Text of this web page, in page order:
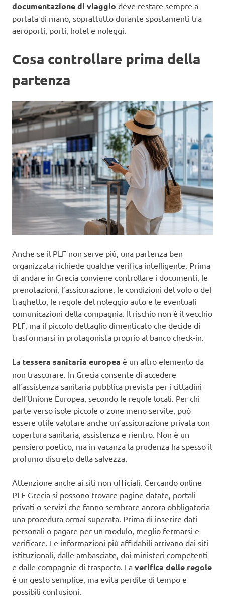
documentazione di viaggio deve restare sempre a
portata di mano, soprattutto durante spostamenti tra
aeroporti, porti, hotel e noleggi.
Cosa controllare prima della
partenza
Anche se il PLF non serve più, una partenza ben
organizzata richiede qualche verifica intelligente. Prima
di andare in Grecia conviene controllare i documenti, le
prenotazioni, l’assicurazione, le condizioni del volo o del
traghetto, le regole del noleggio auto e le eventuali
comunicazioni della compagnia. Il rischio non è il vecchio
PLF, ma il piccolo dettaglio dimenticato che decide di
trasformarsi in protagonista proprio al banco check-in.
La tessera sanitaria europea è un altro elemento da
non trascurare. In Grecia consente di accedere
all’assistenza sanitaria pubblica prevista per i cittadini
dell’Unione Europea, secondo le regole locali. Per chi
parte verso isole piccole o zone meno servite, può
essere utile valutare anche un’assicurazione privata con
copertura sanitaria, assistenza e rientro. Non è un
pensiero poetico, ma in vacanza la prudenza ha spesso il
profumo discreto della salvezza.
Attenzione anche ai siti non ufficiali. Cercando online
PLF Grecia si possono trovare pagine datate, portali
privati o servizi che fanno sembrare ancora obbligatoria
una procedura ormai superata. Prima di inserire dati
personali o pagare per un modulo, meglio fermarsi e
verificare. Le informazioni più affidabili arrivano dai siti
istituzionali, dalle ambasciate, dai ministeri competenti
e dalle compagnie di trasporto. La verifica delle regole
è un gesto semplice, ma evita perdite di tempo e
possibili confusioni.